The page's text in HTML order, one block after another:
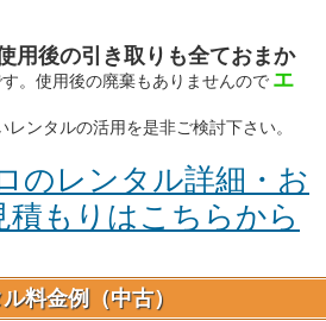
用後の引き取りも全ておまか
。使用後の廃棄もありませんので エ
ンタルの活用を是非ご検討下さい。
のレンタル詳細・お
積もりはこちらから
料金例（中古）